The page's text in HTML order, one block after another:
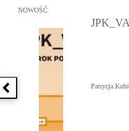
Poprzednia książka
Przejdź do: JPK_VAT
NOWOŚĆ
Patrycja